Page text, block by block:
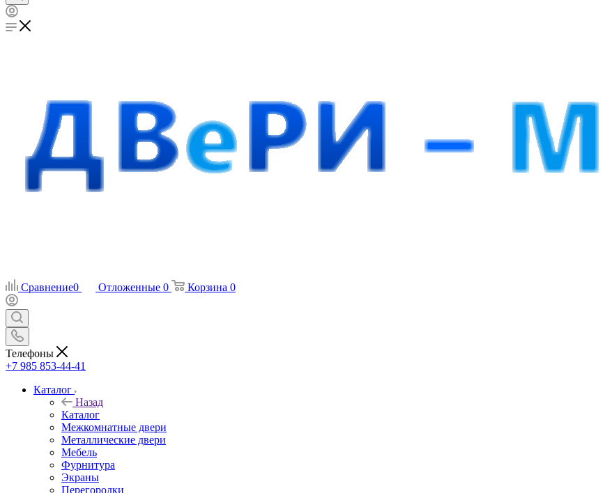
Сравнение0 Отложенные 0 Корзина 0
Телефоны
+7 985 853-44-41
Каталог
Назад
Каталог
Межкомнатные двери
Металлические двери
Мебель
Фурнитура
Экраны
Перегородки